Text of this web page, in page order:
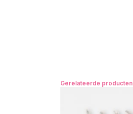
Gerelateerde producten